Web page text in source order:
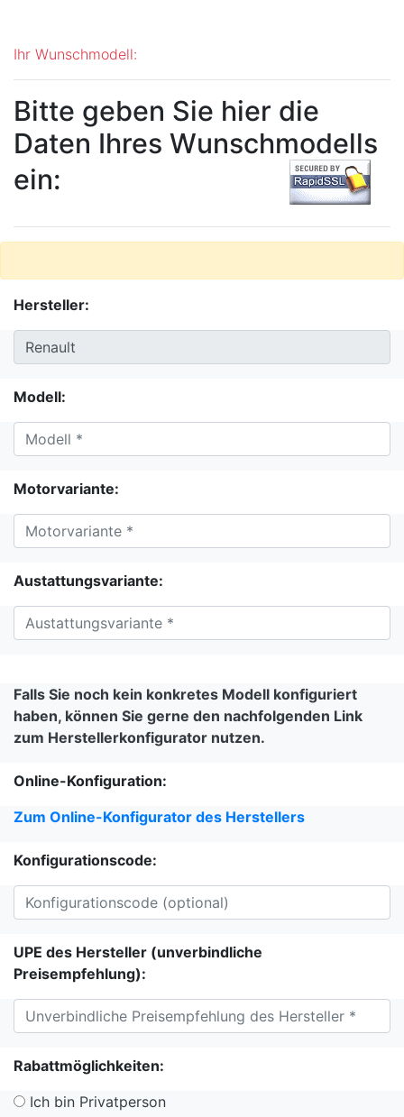
Ihr Wunschmodell:
Bitte geben Sie hier die
Daten Ihres Wunschmodells
ein:
Hersteller:
Modell:
Motorvariante:
Austattungsvariante:
Falls Sie noch kein konkretes Modell konfiguriert
haben, können Sie gerne den nachfolgenden Link
zum Herstellerkonfigurator nutzen.
Online-Konfiguration:
Zum Online-Konfigurator des Herstellers
Konfigurationscode:
UPE des Hersteller (unverbindliche
Preisempfehlung):
Rabattmöglichkeiten:
Ich bin Privatperson